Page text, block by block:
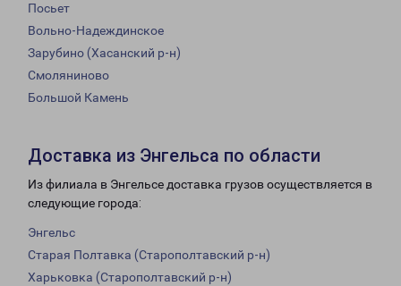
Посьет
Вольно-Надеждинское
Зарубино (Хасанский р-н)
Смоляниново
Большой Камень
Доставка из Энгельса по области
Из филиала в Энгельсе доставка грузов осуществляется в
следующие города:
Энгельс
Старая Полтавка (Старополтавский р-н)
Харьковка (Старополтавский р-н)